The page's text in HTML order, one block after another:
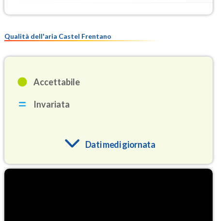
Qualità dell'aria Castel Frentano
Accettabile
Invariata
Dati medi giornata